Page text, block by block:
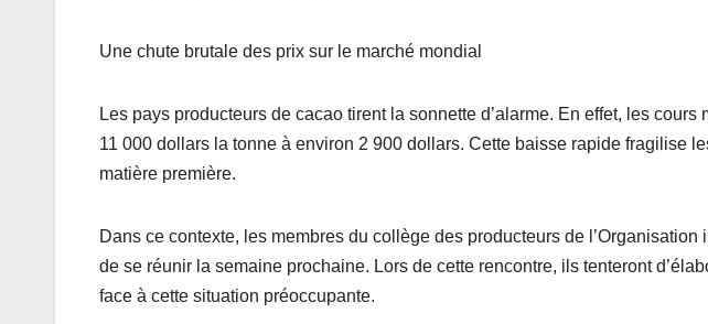
Une chute brutale des prix sur le marché mondial
Les pays producteurs de cacao tirent la sonnette d’alarme. En effet, les
11 000 dollars la tonne à environ 2 900 dollars. Cette baisse rapide fragilise
matière première.
Dans ce contexte, les membres du collège des producteurs de
de se réunir la semaine prochaine. Lors de cette rencontre, ils tenteront
face à cette situation préoccupante.